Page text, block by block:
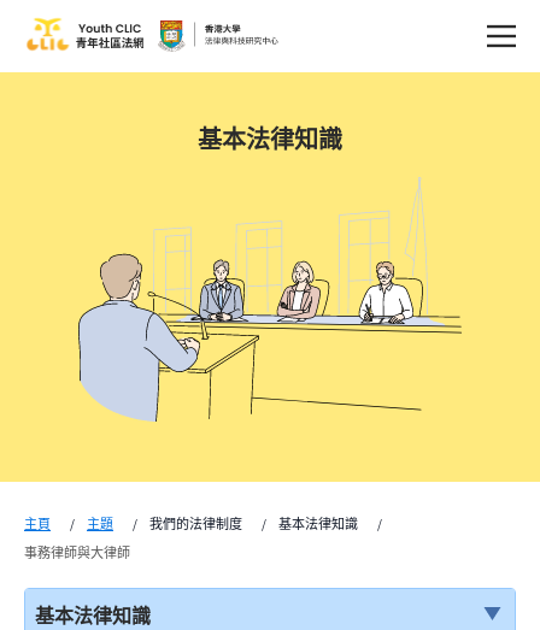
基本法律知識
主頁 主題 我們的法律制度
基本法律知識
事務律師與大律師
基本法律知識